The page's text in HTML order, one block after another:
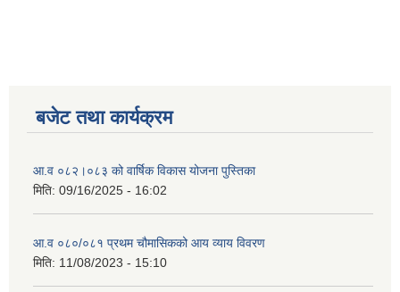
बजेट तथा कार्यक्रम
आ.व ०८२।०८३ को वार्षिक विकास योजना पुस्तिका
मिति: 09/16/2025 - 16:02
आ.व ०८०/०८१ प्रथम चौमासिकको आय व्याय विवरण
मिति: 11/08/2023 - 15:10